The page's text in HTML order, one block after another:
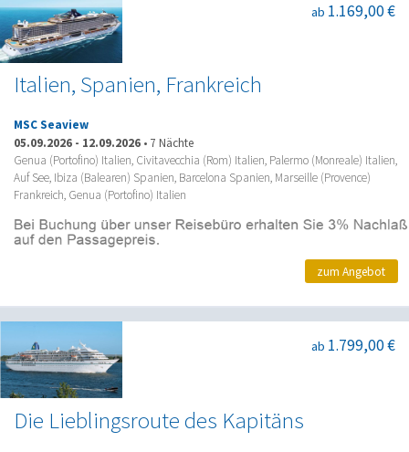
Italien, Spanien, Frankreich
ab 1.169,00 €
MSC Seaview
05.09.2026 - 12.09.2026 • 7 Nächte
Genua (Portofino) Italien, Civitavecchia (Rom) Italien, Palermo (Monreale) Italien,
Auf See, Ibiza (Balearen) Spanien, Barcelona Spanien, Marseille (Provence)
Frankreich, Genua (Portofino) Italien
zum Angebot
Die Lieblingsroute des Kapitäns
ab 1.799,00 €